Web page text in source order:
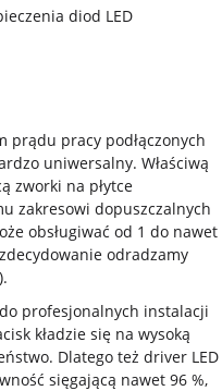
diod LED
prądu pracy podłączonych
uniwersalny. Właściwą
zworki na płytce
zakresowi dopuszczalnych
obsługiwać od 1 do nawet
odradzamy
profesjonalnych instalacji
kładzie się na wysoką
Dlatego też driver LED
sięgającą nawet 96 %,